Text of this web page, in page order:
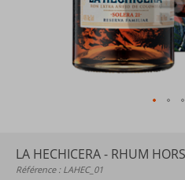
LA HECHICERA - RHUM
Référence : LAHEC_01